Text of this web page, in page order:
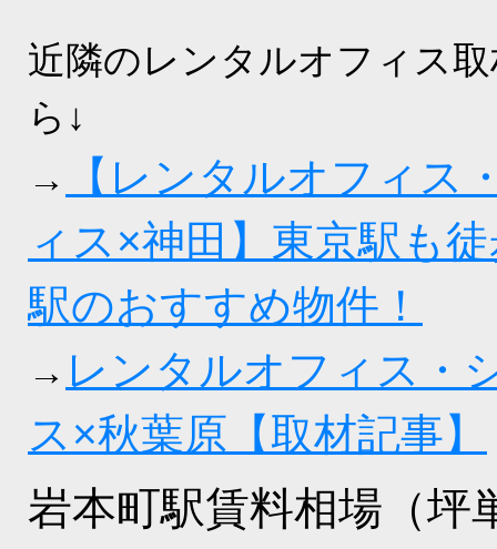
近隣のレンタルオフィス
ら↓
→
【レンタルオフィス
ィス×神田】東京駅も
駅のおすすめ物件！
→ レンタルオフィス・
ス×秋葉原【取材記事】
岩本町駅賃料相場（坪